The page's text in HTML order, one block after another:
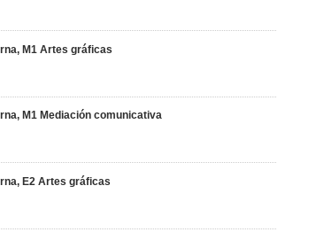
M1 Artes gráficas
M1 Mediación comunicativa
E2 Artes gráficas